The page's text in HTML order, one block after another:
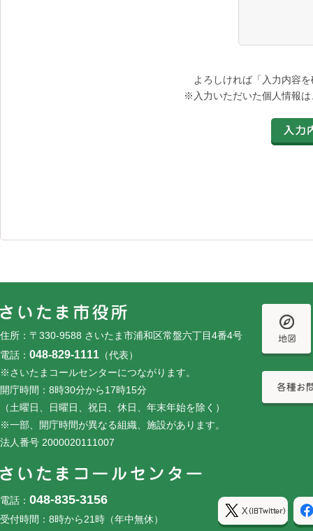
よろしければ「入力内容
※入力いただいた個人情報
住所：〒330-9588 さいたま市浦和区常盤六丁目4番4号
電話： 048-829-1111 （代表）
※さいたまコールセンターにつながります。
開庁時間：8時30分から17時15分
（土曜日、日曜日、祝日、休日、年末年始を除く）
※一部、開庁時間が異なる組織、施設があります。
法人番号 2000020111007
電話： 048-835-3156
受付時間：8時から21時（年中無休）